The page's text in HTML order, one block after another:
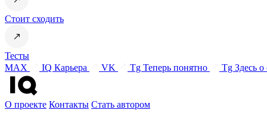
Стоит сходить
Тесты
MAX
IQ Карьера VK Tg Теперь понятно Tg Здесь о
О проекте Контакты Стать автором